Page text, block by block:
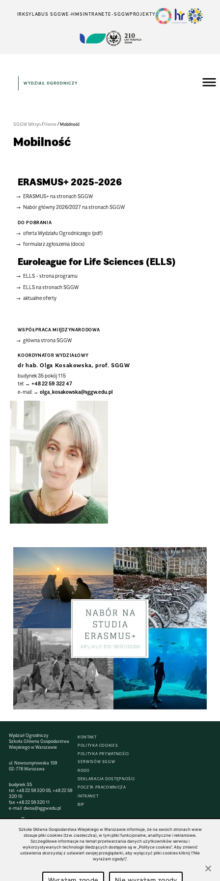
IRKSYLABUS SGGWE-HMSINTRANETE-SGGWPROJEKTY
WYDZIAŁ OGRODNICZY
SGGW Witryn/Home/Mobilność
Mobilność
ERASMUS+ 2025-2026
ERASMUS+ na stronach SGGW
Nabór główny 2026/2027 na stronach SGGW
DO POBRANIA
oferta Wydziału Ogrodniczego (pdf)
formularz zgłoszenia (docx)
Euroleague for Life Sciences (ELLS)
ELLS - strona programu
ELLS na stronach SGGW
aktualne oferty
WSPÓŁPRACA MIĘDZYNARODOWA
główna strona SGGW
KOORDYNATOR WYDZIAŁOWY
dr hab. Olga Kosakowska, prof. SGGW
budynek 35 pokój 115
tel:
+48 22 59 322 47
e-mail:
olga_kosakowska@sggw.edu.pl
Wydział Ogrodniczy
Szkoła Główna Gospodarstwa
Wiejskiego w Warszawie
ul. Nowoursynowska 159
02-776 Warszawa
budynek 35
tel. +48 22 59 320 05, +48 22 59
320 10
fax +48 22 59 320 11
e-mail:dwoa@sggw.edu.pl
KONTAKT
POLITYKA COOKIES
POLITYKA PRYWATNOŚCI
SERWISÓW SGGW
RODO
DEKLARACJA DOSTĘPNOŚCI
POCZTA PRACOWNICZA
INTRANET
BIP
© 1816–2026 SGGW — ALL RIGHTS RESERVED
Szkoła Główna Gospodarstwa Wiejskiego w Warszawie informuje, że na swoich stronach www
stosuje pliki cookies (tzw. ciasteczka), w tym pliki funkcjonalne, analityczne i reklamowe.
Szczegółowe informacje na temat przetwarzania danych użytkowników serwisu i
wykorzystywanych technologii śledzących dostępne są w „Polityce cookies”. Aby zmienić
ustawienia skorzystaj z ustawień swojej przeglądarki, aby wyłączyć pliki cookies kliknij \"Nie
wyrażam zgody\".